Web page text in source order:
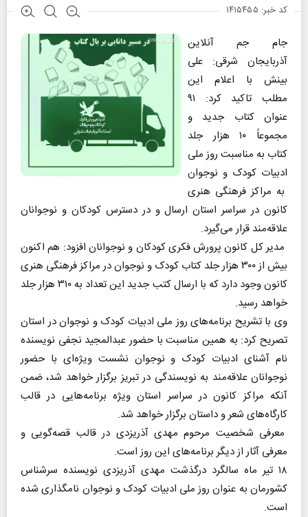
کد خبر: ۱۴۱۵۴۵۵
جام جم آنلاین
آذربایجان شرقی: علی
بینش با اعلام این
مطلب تاکید کرد: ۹۱
عنوان کتاب جدید و
مجموعاً ۱۰ هزار جلد
کتاب به مناسبت روز ملی
ادبیات کودک و نوجوان
به مراکز فرهنگی هنری
کانون در سراسر استان ارسال و در دسترس کودکان و نوجوانان
علاقه‌مند قرار می‌گیرد.
مدیر کل کانون پرورش فکری کودکان و نوجوانان افزود: هم اکنون
بیش از ۳۰۰ هزار جلد کتاب کودک و نوجوان در مراکز فرهنگی هنری
کانون وجود دارد که با ارسال کتب جدید این تعداد به ۳۱۰ هزار جلد
خواهد رسید.
وی با تشریح برنامه‌های روز ملی ادبیات کودک و نوجوان در استان
تصریح کرد: به همین مناسبت با حضور عبدالمجید نجفی نویسنده
نام آشنای ادبیات کودک و نوجوان نشست ویژه‌ای با حضور
نوجوانان علاقه‌مند به نویسندگی در تبریز برگزار خواهد شد، ضمن
آنکه مراکز کانون در سراسر استان ویژه برنامه‌هایی در قالب
کارگاه‌های شعر و داستان برگزار خواهد شد.
معرفی شخصیت مرحوم مهدی آذریزدی در قالب قصه‌گویی و
معرفی آثار از دیگر برنامه‌های این روز است.
۱۸ تیر ماه سالگرد درگذشت مهدی آذریزدی نویسنده سرشناس
کشورمان به عنوان روز ملی ادبیات کودک و نوجوان نامگذاری شده
است.